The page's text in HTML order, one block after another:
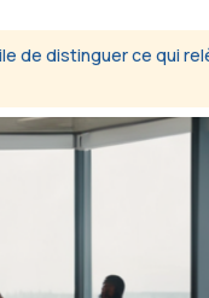
de distinguer ce qui